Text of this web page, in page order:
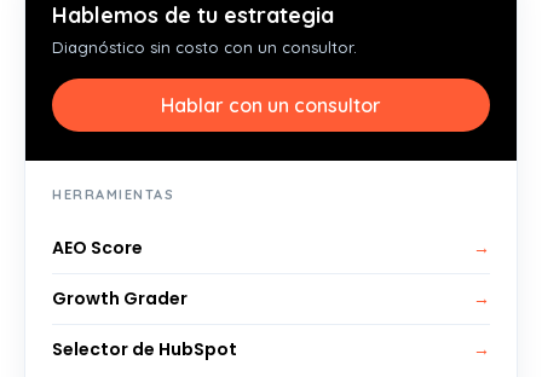
Hablemos de tu estrategia
Diagnóstico sin costo con un consultor.
Hablar con un consultor
HERRAMIENTAS
AEO Score →
Growth Grader →
Selector de HubSpot →